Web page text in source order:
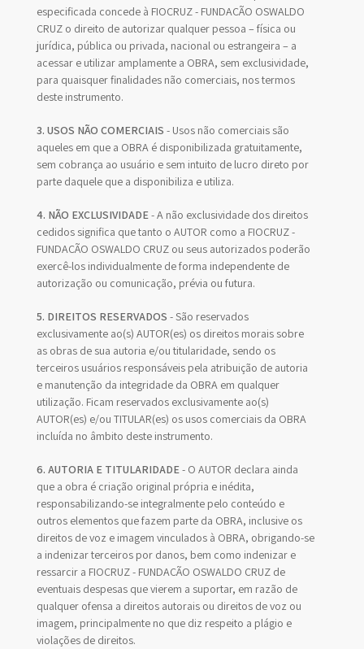
especificada concede à FIOCRUZ - FUNDAÇÃO OSWALDO
CRUZ o direito de autorizar qualquer pessoa – física ou
jurídica, pública ou privada, nacional ou estrangeira – a
acessar e utilizar amplamente a OBRA, sem exclusividade,
para quaisquer finalidades não comerciais, nos termos
deste instrumento.
3. USOS NÃO COMERCIAIS - Usos não comerciais são
aqueles em que a OBRA é disponibilizada gratuitamente,
sem cobrança ao usuário e sem intuito de lucro direto por
parte daquele que a disponibiliza e utiliza.
4. NÃO EXCLUSIVIDADE- A não exclusividade dos direitos
cedidos significa que tanto o AUTOR como a FIOCRUZ -
FUNDAÇÃO OSWALDO CRUZ ou seus autorizados poderão
exercê-los individualmente de forma independente de
autorização ou comunicação, prévia ou futura.
5. DIREITOS RESERVADOS - São reservados
exclusivamente ao(s) AUTOR(es) os direitos morais sobre
as obras de sua autoria e/ou titularidade, sendo os
terceiros usuários responsáveis pela atribuição de autoria
e manutenção da integridade da OBRA em qualquer
utilização. Ficam reservados exclusivamente ao(s)
AUTOR(es) e/ou TITULAR(es) os usos comerciais da OBRA
incluída no âmbito deste instrumento.
6. AUTORIA E TITULARIDADE- O AUTOR declara ainda
que a obra é criação original própria e inédita,
responsabilizando-se integralmente pelo conteúdo e
outros elementos que fazem parte da OBRA, inclusive os
direitos de voz e imagem vinculados à OBRA, obrigando-se
a indenizar terceiros por danos, bem como indenizar e
ressarcir a FIOCRUZ - FUNDAÇÃO OSWALDO CRUZ de
eventuais despesas que vierem a suportar, em razão de
qualquer ofensa a direitos autorais ou direitos de voz ou
imagem, principalmente no que diz respeito a plágio e
violações de direitos.